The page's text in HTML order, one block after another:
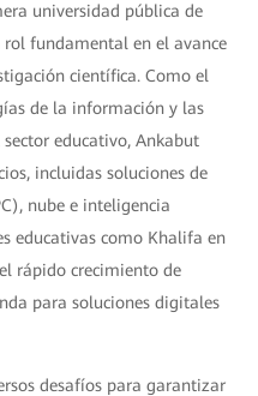
universidad pública de
rol fundamental en el avance
científica. Como el
de la información y las
educativo, Ankabut
incluidas soluciones de
nube e inteligencia
educativas como Khalifa en
rápido crecimiento de
para soluciones digitales
desafíos para garantizar